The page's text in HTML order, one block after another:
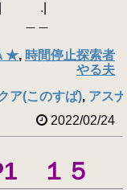
.|
＿
★, 時間停止探索者
やる夫
ア(このすば), アス
2022/02/24
１５